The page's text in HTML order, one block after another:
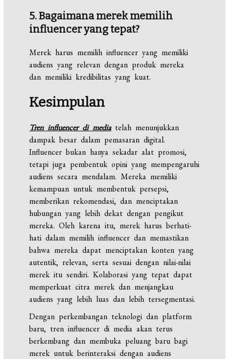
5. Bagaimana merek memilih
influencer yang tepat?
Merek harus memilih influencer yang memiliki
audiens yang relevan dengan produk mereka
dan memiliki kredibilitas yang kuat.
Kesimpulan
Tren influencer di mediatelah menunjukkan
dampak besar dalam pemasaran digital.
Influencer bukan hanya sekadar alat promosi,
tetapi juga pembentuk opini yang mempengaruhi
audiens secara mendalam. Mereka memiliki
kemampuan untuk membentuk persepsi,
memberikan rekomendasi, dan menciptakan
hubungan yang lebih dekat dengan pengikut
mereka. Oleh karena itu, merek harus berhati-
hati dalam memilih influencer dan memastikan
bahwa mereka dapat menciptakan konten yang
autentik, relevan, serta sesuai dengan nilai-nilai
merek itu sendiri. Kolaborasi yang tepat dapat
memperkuat citra merek dan menjangkau
audiens yang lebih luas dan lebih tersegmentasi.
Dengan perkembangan teknologi dan platform
baru, tren influencer di media akan terus
berkembang dan membuka peluang baru bagi
merek untuk berinteraksi dengan audiens